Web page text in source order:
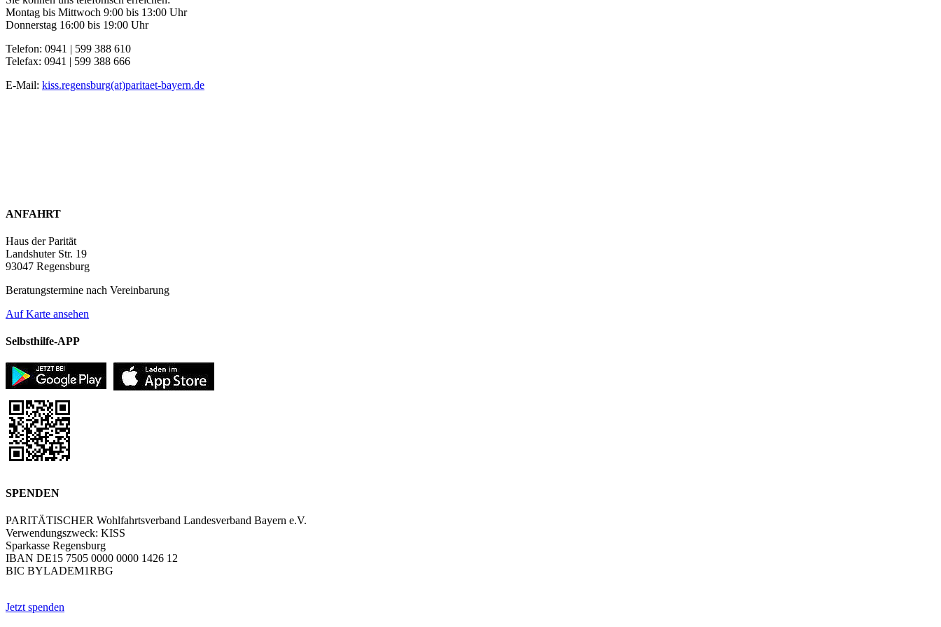
Montag bis Mittwoch 9:00 bis 13:00 Uhr
Donnerstag 16:00 bis 19:00 Uhr
Telefon: 0941 | 599 388 610
Telefax: 0941 | 599 388 666
E-Mail: kiss.regensburg(at)paritaet-bayern.de
ANFAHRT
Haus der Parität
Landshuter Str. 19
93047 Regensburg
Beratungstermine nach Vereinbarung
Auf Karte ansehen
Selbsthilfe-APP
SPENDEN
PARITÄTISCHER Wohlfahrtsverband Landesverband Bayern e.V.
Verwendungszweck: KISS
Sparkasse Regensburg
IBAN DE15 7505 0000 0000 1426 12
BIC BYLADEM1RBG
Jetzt spenden